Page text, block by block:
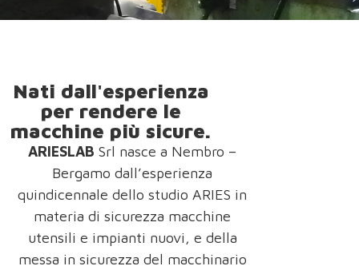
Nati dall'esperienza
per rendere le
macchine più sicure.
ARIESLAB Srl nasce a Nembro –
Bergamo dall’esperienza
quindicennale dello studio ARIES in
materia di sicurezza macchine
utensili e impianti nuovi, e della
messa in sicurezza del macchinario